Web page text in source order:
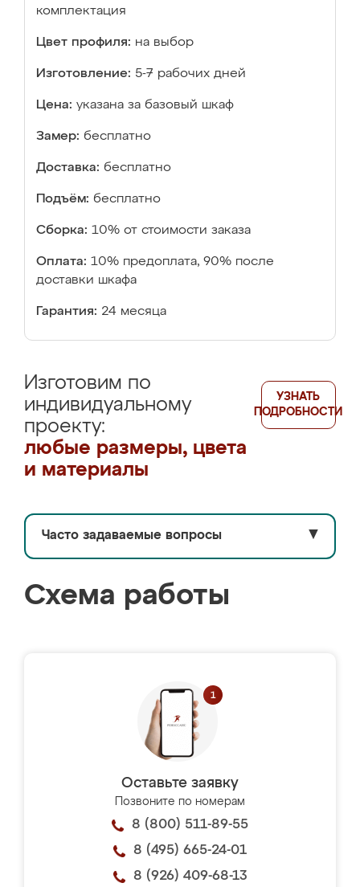
комплектация
Цвет профиля: на выбор
Изготовление: 5-7 рабочих дней
Цена: указана за базовый шкаф
Замер: бесплатно
Доставка: бесплатно
Подъём: бесплатно
Сборка: 10% от стоимости заказа
Оплата: 10% предоплата, 90% после
доставки шкафа
Гарантия: 24 месяца
Изготовим по
индивидуальному
проекту:
любые размеры, цвета
и материалы
УЗНАТЬ
ПОДРОБНОСТИ
Часто задаваемые вопросы ▼
Схема работы
Оставьте заявку
Позвоните по номерам
8 (800) 511-89-55
8 (495) 665-24-01
8 (926) 409-68-13